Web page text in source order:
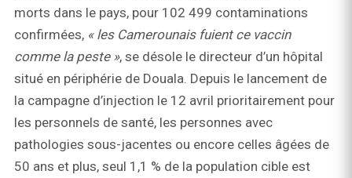
morts dans le pays, pour 102 499 contaminations
confirmées, « les Camerounais fuient ce vaccin
comme la peste », se désole le directeur d’un hôpital
situé en périphérie de Douala. Depuis le lancement de
la campagne d’injection le 12 avril prioritairement pour
les personnels de santé, les personnes avec
pathologies sous-jacentes ou encore celles âgées de
50 ans et plus, seul 1,1 % de la population cible est